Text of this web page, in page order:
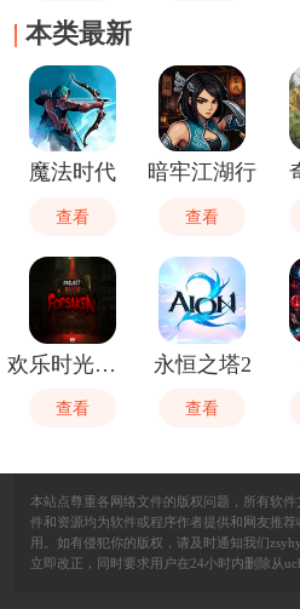
本类最新
魔法时代
查看
暗牢江湖行
查看
欢乐时光计划3安卓最新版
查看
永恒之塔2
查看
本站点尊重各网络文件的版权问题，所有软
件和资源均为软件或程序作者提供和网友推
用。如有侵犯你的版权，请及时通知我们
立即改正，同时要求用户在24小时内删除从